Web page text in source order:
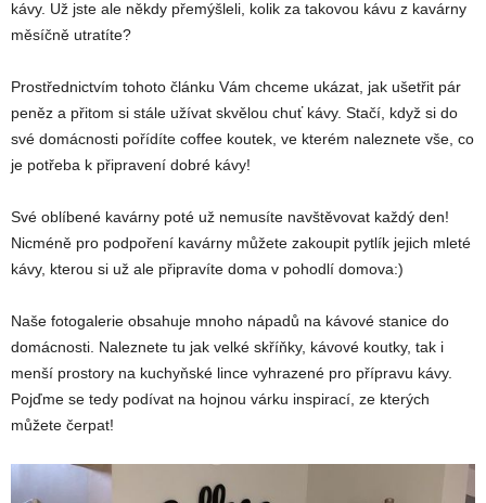
kávy. Už jste ale někdy přemýšleli, kolik za takovou kávu z kavárny
měsíčně utratíte?
Prostřednictvím tohoto článku Vám chceme ukázat, jak ušetřit pár
peněz a přitom si stále užívat skvělou chuť kávy. Stačí, když si do
své domácnosti pořídíte coffee koutek, ve kterém naleznete vše, co
je potřeba k připravení dobré kávy!
Své oblíbené kavárny poté už nemusíte navštěvovat každý den!
Nicméně pro podpoření kavárny můžete zakoupit pytlík jejich mleté
kávy, kterou si už ale připravíte doma v pohodlí domova:)
Naše fotogalerie obsahuje mnoho nápadů na kávové stanice do
domácnosti. Naleznete tu jak velké skříňky, kávové koutky, tak i
menší prostory na kuchyňské lince vyhrazené pro přípravu kávy.
Pojďme se tedy podívat na hojnou várku inspirací, ze kterých
můžete čerpat!